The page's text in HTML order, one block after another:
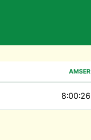
AMSER
8:00:26